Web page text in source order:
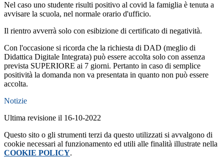
Nel caso uno studente risulti positivo al covid la famiglia è tenuta a
avvisare la scuola, nel normale orario d'ufficio.
Il rientro avverrà solo con esibizione di certificato di negatività.
Con l'occasione si ricorda che la richiesta di DAD (meglio di
Didattica Digitale Integrata) può essere accolta solo con assenza
prevista SUPERIORE ai 7 giorni. Pertanto in caso di semplice
positività la domanda non va presentata in quanto non può essere
accolta.
Notizie
Ultima revisione il 16-10-2022
Questo sito o gli strumenti terzi da questo utilizzati si avvalgono di
cookie necessari al funzionamento ed utili alle finalità illustrate nella
COOKIE POLICY.